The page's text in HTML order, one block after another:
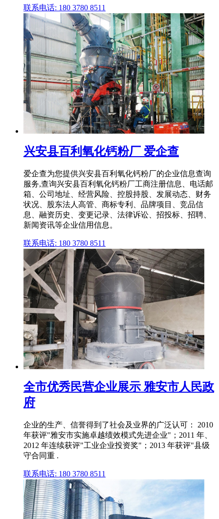
联系电话: 180 3780 8511
兴安县百利氧化钙粉厂 爱企查
爱企查为您提供兴安县百利氧化钙粉厂的企业信息查询
服务,查询兴安县百利氧化钙粉厂工商注册信息、电话邮
箱、公司地址、经营风险、控股持股、发展动态、财务
状况、股东法人高管、商标专利、品牌项目、竞品信
息、融资历史、变更记录、法律诉讼、招投标、招聘、
新闻资讯等企业信用信息。
联系电话: 180 3780 8511
全市优秀民营企业展示 雅安市人民政
府
企业的生产、信誉得到了社会及业界的广泛认可： 2010
年获评"雅安市实施卓越绩效模式先进企业"；2011 年、
2012 年连续获评"工业企业投资奖"；2013 年获评"县级
守合同重 .
联系电话: 180 3780 8511